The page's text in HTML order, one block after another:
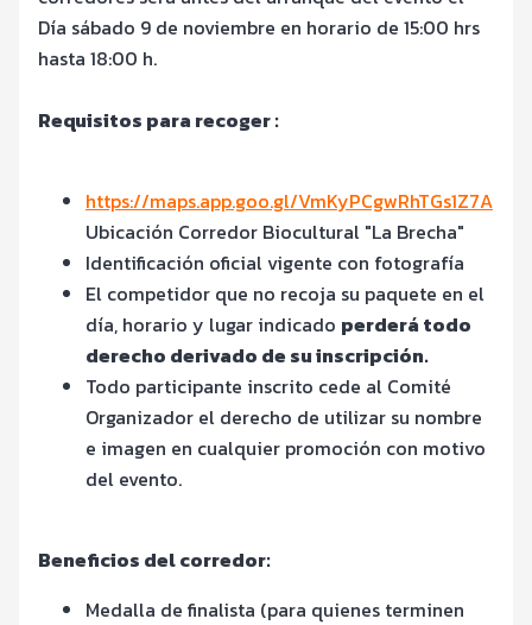
Día sábado 9 de noviembre en horario de 15:00 hrs
hasta 18:00 h.
Requisitos para recoger :
https://maps.app.goo.gl/VmKyPCgwRhTGs1Z7A
Ubicación Corredor Biocultural "La Brecha"
Identificación oficial vigente con fotografía
El competidor que no recoja su paquete en el
día, horario y lugar indicado perderá todo
derecho derivado de su inscripción.
Todo participante inscrito cede al Comité
Organizador el derecho de utilizar su nombre
e imagen en cualquier promoción con motivo
del evento.
Beneficios del corredor:
Medalla de finalista (para quienes terminen